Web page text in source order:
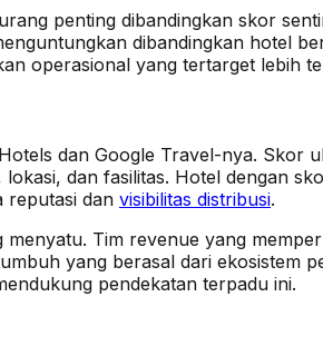
penting dibandingkan skor
dibandingkan hotel
operasional yang tertarget lebih
dan Google Travel-nya.
dan fasilitas. Hotel dengan
reputasi dan visibilitas distribusi.
Tim revenue yang
yang berasal dari ekosistem
pendekatan terpadu ini.